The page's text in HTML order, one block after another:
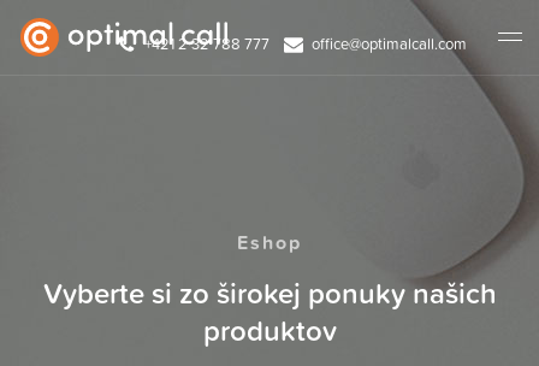
+421 2 32 788 777 office@optimalcall.com
Eshop
Vyberte si zo širokej ponuky našich
produktov